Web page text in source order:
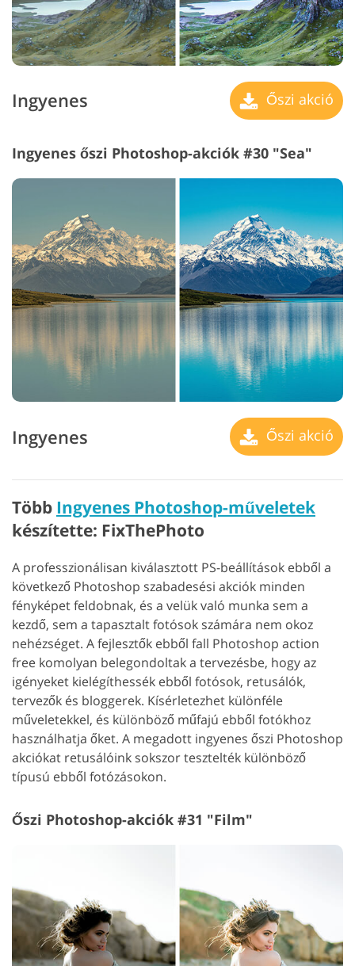
Ingyenes Őszi akció
Ingyenes őszi Photoshop-akciók #30 "Sea"
Ingyenes Őszi akció
Több Ingyenes Photoshop-műveletek
készítette: FixThePhoto
A professzionálisan kiválasztott PS-beállítások ebből a
következő Photoshop szabadesési akciók minden
fényképet feldobnak, és a velük való munka sem a
kezdő, sem a tapasztalt fotósok számára nem okoz
nehézséget. A fejlesztők ebből fall Photoshop action
free komolyan belegondoltak a tervezésbe, hogy az
igényeket kielégíthessék ebből fotósok, retusálók,
tervezők és bloggerek. Kísérletezhet különféle
műveletekkel, és különböző műfajú ebből fotókhoz
használhatja őket. A megadott ingyenes őszi Photoshop
akciókat retusálóink sokszor tesztelték különböző
típusú ebből fotózásokon.
Őszi Photoshop-akciók #31 "Film"